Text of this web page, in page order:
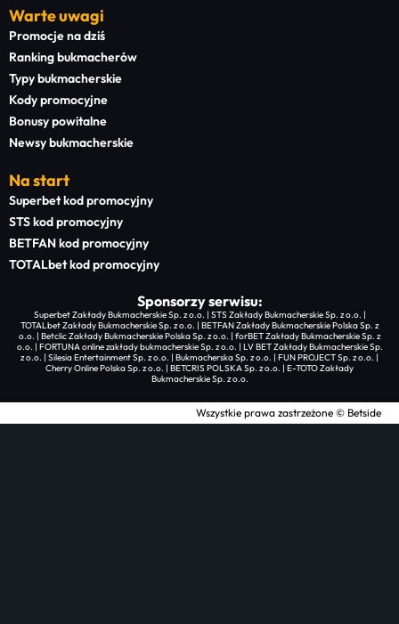
Warte uwagi
Promocje na dziś
Ranking bukmacherów
Typy bukmacherskie
Kody promocyjne
Bonusy powitalne
Newsy bukmacherskie
Na start
Superbet kod promocyjny
STS kod promocyjny
BETFAN kod promocyjny
TOTALbet kod promocyjny
Sponsorzy serwisu:
Superbet Zakłady Bukmacherskie Sp. z o.o. | STS Zakłady Bukmacherskie Sp. z o.o. |
TOTALbet Zakłady Bukmacherskie Sp. z o.o. | BETFAN Zakłady Bukmacherskie Polska Sp. z
o.o. | Betclic Zakłady Bukmacherskie Polska Sp. z o.o. | forBET Zakłady Bukmacherskie Sp. z
o.o. | FORTUNA online zakłady bukmacherskie Sp. z o.o. | LV BET Zakłady Bukmacherskie Sp.
z o.o. | Silesia Entertainment Sp. z o.o. | Bukmacherska Sp. z o.o. | FUN PROJECT Sp. z o.o. |
Cherry Online Polska Sp. z o.o. | BETCRIS POLSKA Sp. z o.o. | E-TOTO Zakłady
Bukmacherskie Sp. z o.o.
Wszystkie prawa zastrzeżone © Betside